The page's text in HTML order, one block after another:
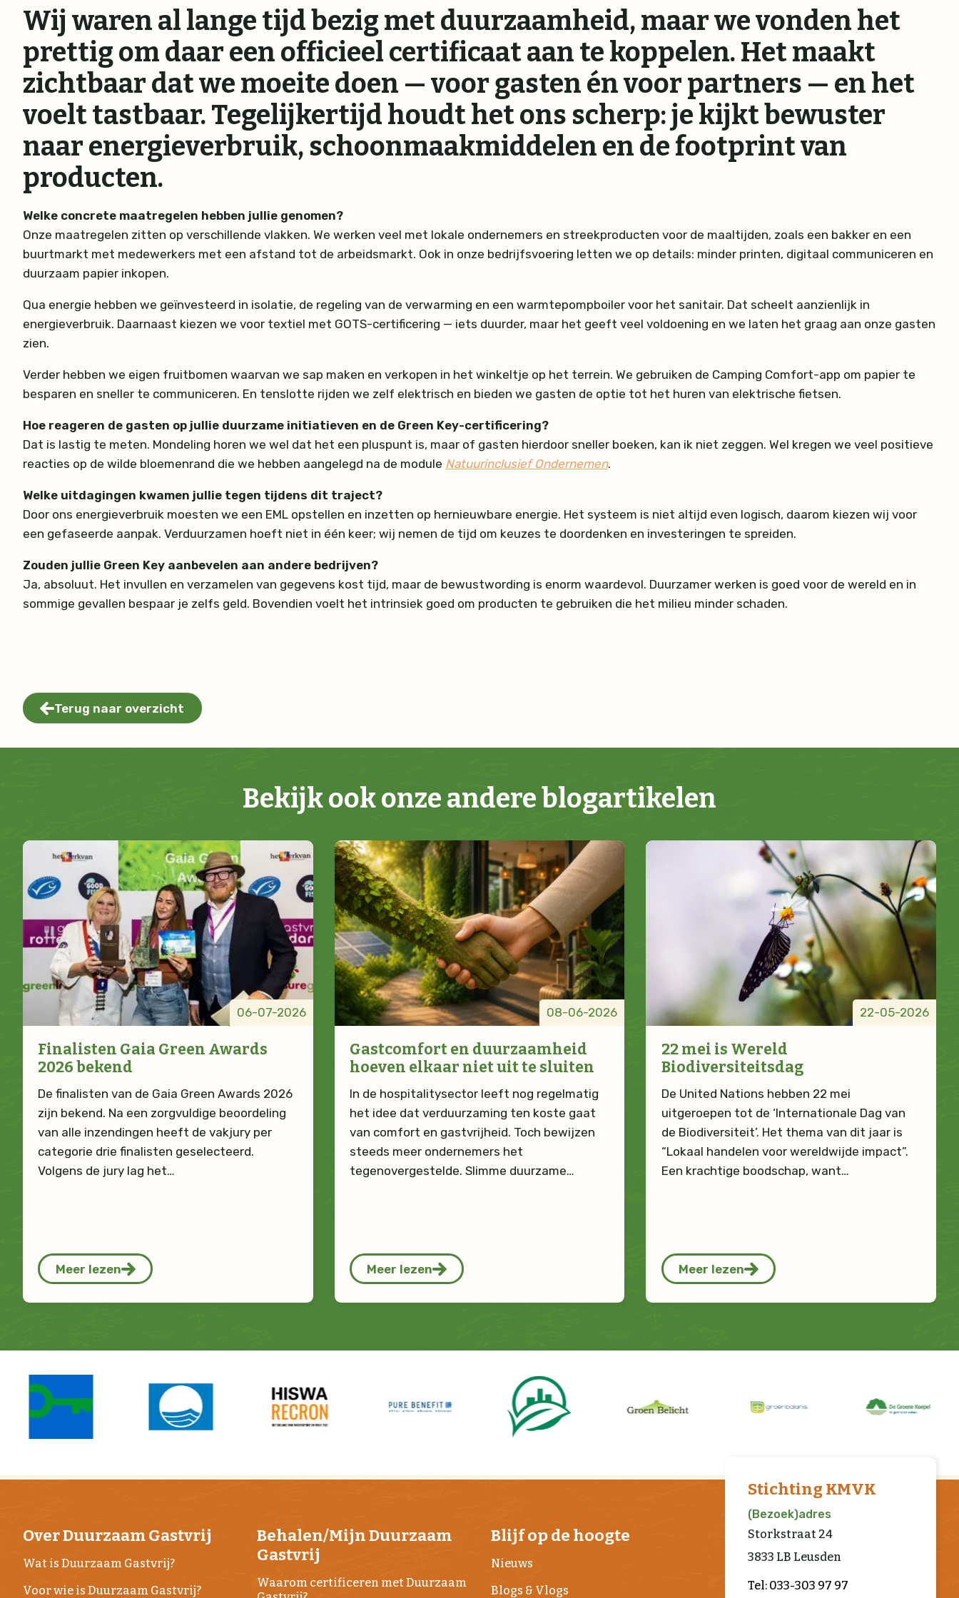
Wij waren al lange tijd bezig met duurzaamheid, maar we vonden het
prettig om daar een officieel certificaat aan te koppelen. Het maakt
zichtbaar dat we moeite doen — voor gasten én voor partners — en het
voelt tastbaar. Tegelijkertijd houdt het ons scherp: je kijkt bewuster
naar energieverbruik, schoonmaakmiddelen en de footprint van
producten.
Welke concrete maatregelen hebben jullie genomen?
Onze maatregelen zitten op verschillende vlakken. We werken veel met lokale ondernemers en streekproducten voor de maaltijden, zoals een bakker en een
buurtmarkt met medewerkers met een afstand tot de arbeidsmarkt. Ook in onze bedrijfsvoering letten we op details: minder printen, digitaal communiceren en
duurzaam papier inkopen.
Qua energie hebben we geïnvesteerd in isolatie, de regeling van de verwarming en een warmtepompboiler voor het sanitair. Dat scheelt aanzienlijk in
energieverbruik. Daarnaast kiezen we voor textiel met GOTS-certificering — iets duurder, maar het geeft veel voldoening en we laten het graag aan onze gasten
zien.
Verder hebben we eigen fruitbomen waarvan we sap maken en verkopen in het winkeltje op het terrein. We gebruiken de Camping Comfort-app om papier te
besparen en sneller te communiceren. En tenslotte rijden we zelf elektrisch en bieden we gasten de optie tot het huren van elektrische fietsen.
Hoe reageren de gasten op jullie duurzame initiatieven en de Green Key-certificering?
Dat is lastig te meten. Mondeling horen we wel dat het een pluspunt is, maar of gasten hierdoor sneller boeken, kan ik niet zeggen. Wel kregen we veel positieve
reacties op de wilde bloemenrand die we hebben aangelegd na de module Natuurinclusief Ondernemen.
Welke uitdagingen kwamen jullie tegen tijdens dit traject?
Door ons energieverbruik moesten we een EML opstellen en inzetten op hernieuwbare energie. Het systeem is niet altijd even logisch, daarom kiezen wij voor
een gefaseerde aanpak. Verduurzamen hoeft niet in één keer; wij nemen de tijd om keuzes te doordenken en investeringen te spreiden.
Zouden jullie Green Key aanbevelen aan andere bedrijven?
Ja, absoluut. Het invullen en verzamelen van gegevens kost tijd, maar de bewustwording is enorm waardevol. Duurzamer werken is goed voor de wereld en in
sommige gevallen bespaar je zelfs geld. Bovendien voelt het intrinsiek goed om producten te gebruiken die het milieu minder schaden.
Terug naar overzicht
Bekijk ook onze andere blogartikelen
06-07-2026
Finalisten Gaia Green Awards
2026 bekend
De finalisten van de Gaia Green Awards 2026
zijn bekend. Na een zorgvuldige beoordeling
van alle inzendingen heeft de vakjury per
categorie drie finalisten geselecteerd.
Volgens de jury lag het…
Meer lezen
08-06-2026
Gastcomfort en duurzaamheid
hoeven elkaar niet uit te sluiten
In de hospitalitysector leeft nog regelmatig
het idee dat verduurzaming ten koste gaat
van comfort en gastvrijheid. Toch bewijzen
steeds meer ondernemers het
tegenovergestelde. Slimme duurzame…
Meer lezen
22-05-2026
22 mei is Wereld
Biodiversiteitsdag
De United Nations hebben 22 mei
uitgeroepen tot de ‘Internationale Dag van
de Biodiversiteit’. Het thema van dit jaar is
“Lokaal handelen voor wereldwijde impact”.
Een krachtige boodschap, want…
Meer lezen
Over Duurzaam Gastvrij
Wat is Duurzaam Gastvrij?
Voor wie is Duurzaam Gastvrij?
Behalen/Mijn Duurzaam
Gastvrij
Waarom certificeren met Duurzaam
Blijf op de hoogte
Nieuws
Blogs & Vlogs
Stichting KMVK
(Bezoek)adres
Storkstraat 24
3833 LB Leusden
Tel: 033-303 97 97